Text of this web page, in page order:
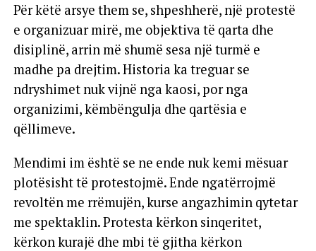
Për këtë arsye them se, shpeshherë, një protestë
e organizuar mirë, me objektiva të qarta dhe
disiplinë, arrin më shumë sesa një turmë e
madhe pa drejtim. Historia ka treguar se
ndryshimet nuk vijnë nga kaosi, por nga
organizimi, këmbëngulja dhe qartësia e
qëllimeve.
Mendimi im është se ne ende nuk kemi mësuar
plotësisht të protestojmë. Ende ngatërrojmë
revoltën me rrëmujën, kurse angazhimin qytetar
me spektaklin. Protesta kërkon sinqeritet,
kërkon kurajë dhe mbi të gjitha kërkon